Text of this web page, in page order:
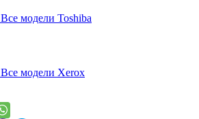
Все модели Toshiba
Все модели Xerox